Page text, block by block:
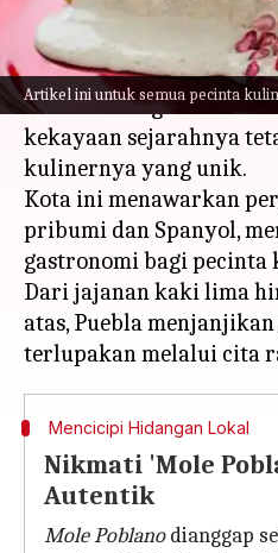
Artikel ini untuk semua pecinta
Apa ceritanya
Puebla, sebuah kota di
terkenal dengan
kekayaan sejarahnya
kulinernya yang unik.
Kota ini menawarkan
pribumi dan Spanyol,
gastronomi bagi pecinta
Dari jajanan kaki lima
atas, Puebla
Mencicipi Hidangan Lokal
Nikmati 'Mole
Autentik
Mole Poblanodianggap